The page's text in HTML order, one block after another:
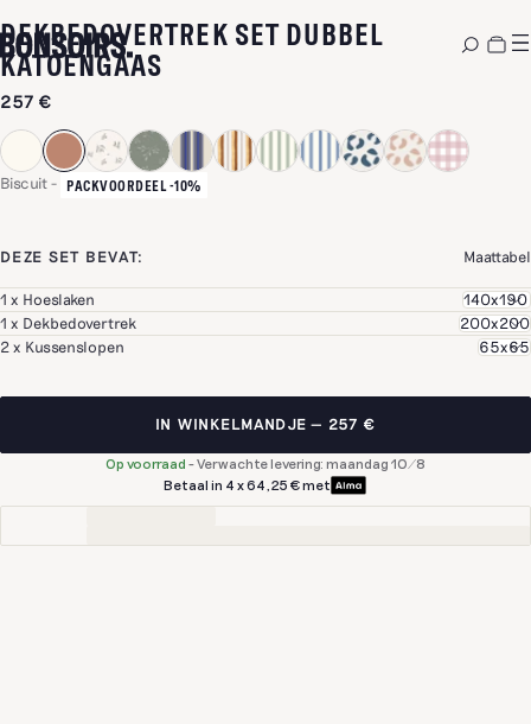
DEKBEDOVERTREK SET DUBBEL
KATOENGAAS
257 €
Biscuit- PACKVOORDEEL -10%
DEZE SET BEVAT: Maattabel
1 x Hoeslaken
1 x Dekbedovertrek
2 x Kussenslopen
IN WINKELMANDJE 257 €
Op voorraad -Verwachte levering: maandag 10/8
Betaal in 4 x 64,25 € met